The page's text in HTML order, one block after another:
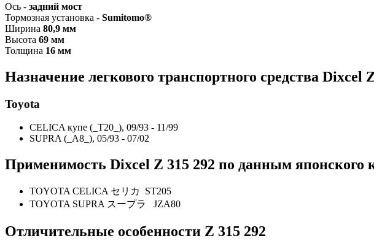
Ось - задний мост
Тормозная установка - Sumitomo®
Ширина 80,9 мм
Высота 69 мм
Толщина 16 мм
Назначение легкового транспортного средства Dixcel
Toyota
CELICA купе (_T20_), 09/93 - 11/99
SUPRA (_A8_), 05/93 - 07/02
Применимость Dixcel Z 315 292 по данным японского
TOYOTA CELICA セリカ ST205
TOYOTA SUPRA スープラ JZA80
Отличительные особенности Z 315 292